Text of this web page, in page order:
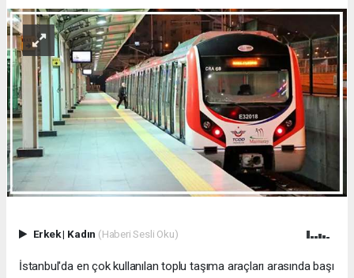
Erkek| Kadın (Haberi Sesli Oku)
İstanbul'da en çok kullanılan toplu taşıma araçları arasında başı